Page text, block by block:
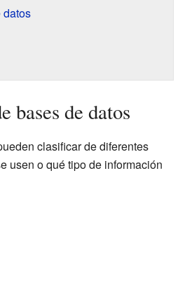
datos
bases de datos
clasificar de diferentes
usen o qué tipo de información